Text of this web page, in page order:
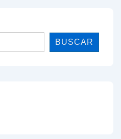
BUSCAR